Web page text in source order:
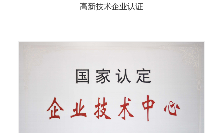
高新技术企业认证